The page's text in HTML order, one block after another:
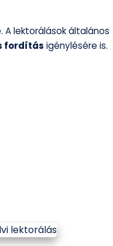
lektorálások általános
fordítás igénylésére is.